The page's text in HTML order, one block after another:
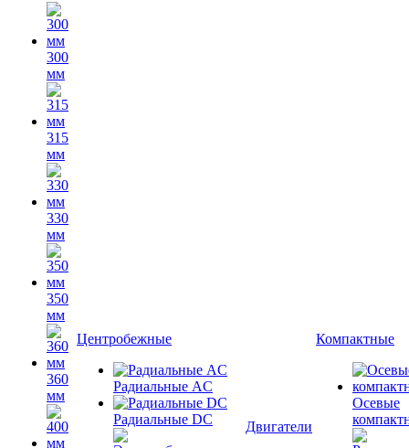
300
мм
315
мм
330
мм
350
мм
360
мм
Центробежные
Радиальные AC
Радиальные DC Двигатели
Компактные
Осевые